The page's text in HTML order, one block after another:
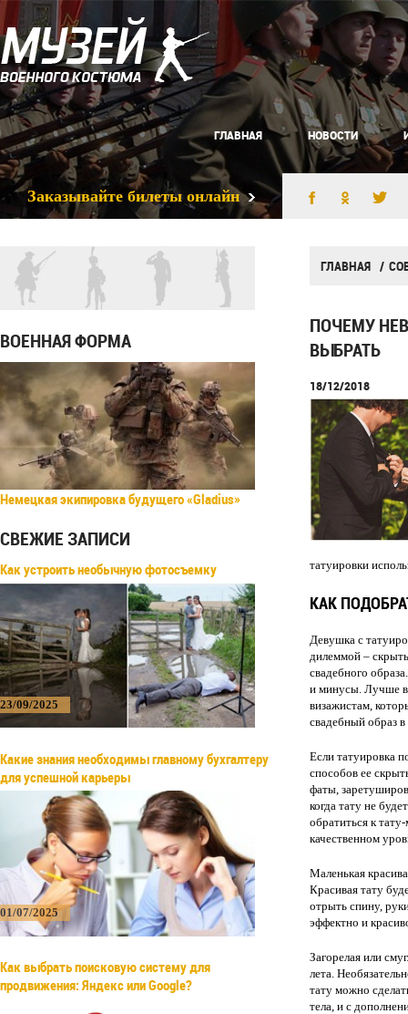
ГЛАВНАЯ НОВОСТИ
Заказывайте билеты онлайн
ВОЕННАЯ ФОРМА
Немецкая экипировка будущего «Gladius»
СВЕЖИЕ ЗАПИСИ
Как устроить необычную фотосъемку
23/09/2025
Какие знания необходимы главному бухгалтеру
для успешной карьеры
01/07/2025
Как выбрать поисковую систему для
продвижения: Яндекс или Google?
ГЛАВНАЯ
ПОЧЕМУ
ВЫБРАТЬ
18/12/2018
татуировки
КАК
Девушка с
дилеммой –
свадебного
и минусы. Лучше
визажистам,
свадебный образ
Если татуировка
способов ее
фаты,
когда тату не
обратиться к
качественном
Маленькая
Красивая тату
отрыть спину,
эффектно и
Загорелая или
лета.
тату можно
тела, и с